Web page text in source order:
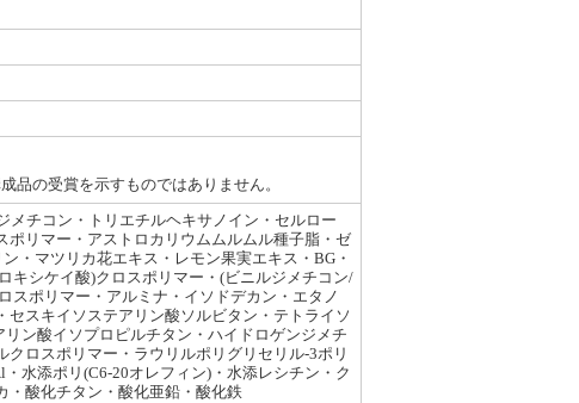
品の受賞を示すものではありません。
チコン・トリエチルヘキサノイン・セルロー
リマー・アストロカリウムムルムル種子脂・ゼ
・マツリカ花エキス・レモン果実エキス・BG・
キシケイ酸)クロスポリマー・(ビニルジメチコン/
スポリマー・アルミナ・イソドデカン・エタノ
スキイソステアリン酸ソルビタン・テトライソ
ン酸イソプロピルチタン・ハイドロゲンジメチ
ロスポリマー・ラウリルポリグリセリル-3ポリ
水添ポリ(C6-20オレフィン)・水添レシチン・ク
・酸化チタン・酸化亜鉛・酸化鉄